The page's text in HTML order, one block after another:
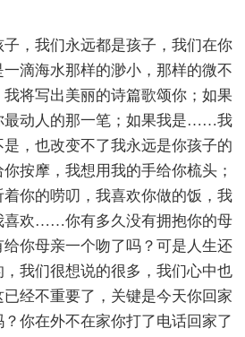
，我们永远都是孩子，我们在你
滴海水那样的渺小，那样的微不
将写出美丽的诗篇歌颂你；如果
最动人的那一笔；如果我是……我
，也改变不了我永远是你孩子的
按摩，我想用我的手给你梳头；
你的唠叨，我喜欢你做的饭，我
喜欢……你有多久没有拥抱你的母
你母亲一个吻了吗？可是人生还
我们很想说的很多，我们心中也
经不重要了，关键是今天你回家
你在外不在家你打了电话回家了